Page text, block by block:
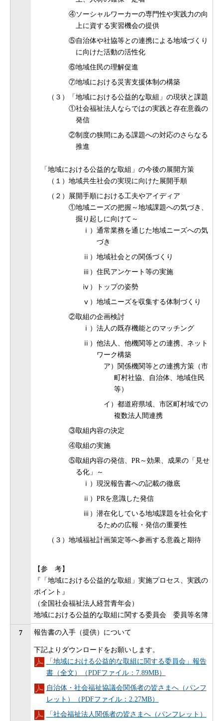
④ソーシャルワーカーの専門性や実践力の向
上に資する実習機会の提供
⑤自治体や社協等との連携による地域づくり
に向けた活動の活性化
⑥地域住民の理解促進
⑦地域における災害支援体制の構築
（３）「地域における公益的な取組」の現状と課題
①社会福祉法人ならではの実践と存在意義の
発信
②制度の狭間にある課題への対応のさらなる
推進
「地域における公益的な取組」の今後の展開方策
（１）地域共生社会の実現に向けた展開手順
（２）展開手順における工夫やアイディア
①地域ニーズの把握～地域課題への気づき、
掘り起しに向けて～
ⅰ）通常業務を通じた地域ニーズへの気
づき
ⅱ）地域社会との関係づくり
ⅲ）住民アンケート等の実施
ⅳ）トップの姿勢
ⅴ）地域ニーズを収集する体制づくり
②取組の企画検討
ⅰ）法人の既存機能とのマッチング
ⅱ）他法人、他機関等との連携、ネット
ワーク構築
ア）関係機関等との連携方策（市
町村社協、自治体、地域住民
等）
イ）都道府県域、市区町村域での
複数法人間連携
③取組内容の決定
④取組の実施
⑤取組内容の発信、PR～効果、成果の「見せ
る化」～
ⅰ）現況報告書への記載の徹底
ⅱ）PRを意識した発信
ⅲ）潜在化している地域課題を社会化す
るための広報・発信の重要性
（３）地域福祉計画策定等へ参画する意義と期待
【参 考】
『「地域における公益的な取組」実施プロセス、実践の
ポイント』
（全国社会福祉法人経営青年会）
地域における公益的な取組に関する委員会 委員等名簿
7 報告書の入手（提供）について
下記よりダウンロードをお願いします。
「地域における公益的な取組に関する委員会」報告
書（全文）（PDFファイル：7.89MB）
自治体・社会福祉協議会関係者の皆さまへ（パンフ
レット）（PDFファイル：2.27MB）
「社会福祉法人関係者の皆さまへ（パンフレット）